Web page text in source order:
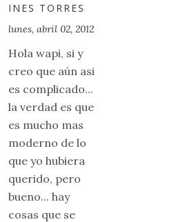
INES TORRES
lunes, abril 02, 2012
Hola wapi, si y
creo que aún asi
es complicado...
la verdad es que
es mucho mas
moderno de lo
que yo hubiera
querido, pero
bueno... hay
cosas que se